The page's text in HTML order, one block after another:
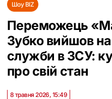
Шоу BIZ
Переможець
Зубко вийшов на
служби в ЗСУ:
про свій стан
8 травня 2026, 15:49